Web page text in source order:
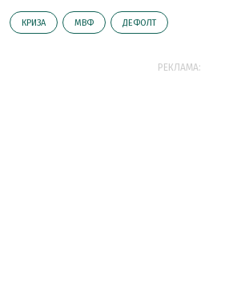
КРИЗА МВФ ДЕФОЛТ
РЕКЛАМА: